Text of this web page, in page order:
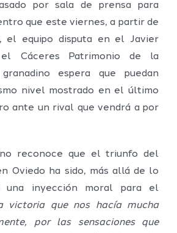
por sala de prensa para
que este viernes, a partir de
el equipo disputa en el Javier
Cáceres Patrimonio de la
espera que puedan
nivel mostrado en el último
ante un rival que vendrá a por
reconoce que el triunfo del
Oviedo ha sido, más allá de lo
una inyección moral para el
victoria que nos hacía mucha
por las sensaciones que